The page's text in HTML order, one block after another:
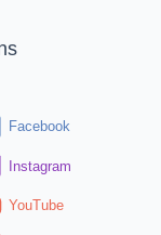
Facebook
Instagram
YouTube